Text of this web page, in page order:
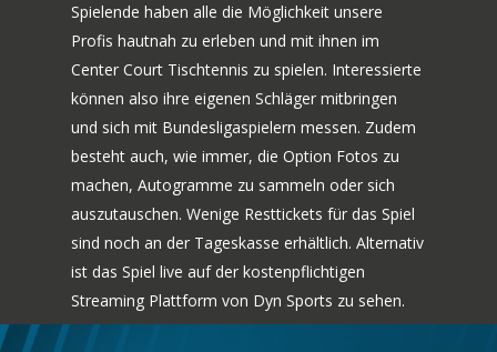
Spielende haben alle die Möglichkeit unsere
Profis hautnah zu erleben und mit ihnen im
Center Court Tischtennis zu spielen. Interessierte
können also ihre eigenen Schläger mitbringen
und sich mit Bundesligaspielern messen. Zudem
besteht auch, wie immer, die Option Fotos zu
machen, Autogramme zu sammeln oder sich
auszutauschen. Wenige Resttickets für das Spiel
sind noch an der Tageskasse erhältlich. Alternativ
ist das Spiel live auf der kostenpflichtigen
Streaming Plattform von Dyn Sports zu sehen.